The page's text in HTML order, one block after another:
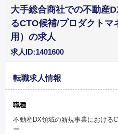
大手総合商社での不動産
るCTO候補/プロダクト
用）の求人
求人ID:1401600
転職求人情報
職種
不動産DX領域の新規事業における
ー